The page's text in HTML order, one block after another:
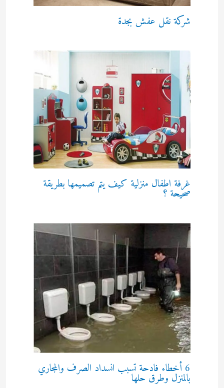
شركة نقل عفش بجدة
غرفة اطفال منزلية كيف يتم تصميمها بطريقة
صحيحة ؟
6 أخطاء فادحة تسبب انسداد الصرف والمجاري
بالمنزل وطرق حلها